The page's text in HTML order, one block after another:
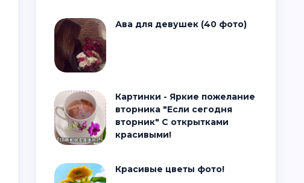
Ава для девушек (40 фото)
Картинки - Яркие пожелание
вторника "Если сегодня
вторник" С открытками
красивыми!
Красивые цветы фото!